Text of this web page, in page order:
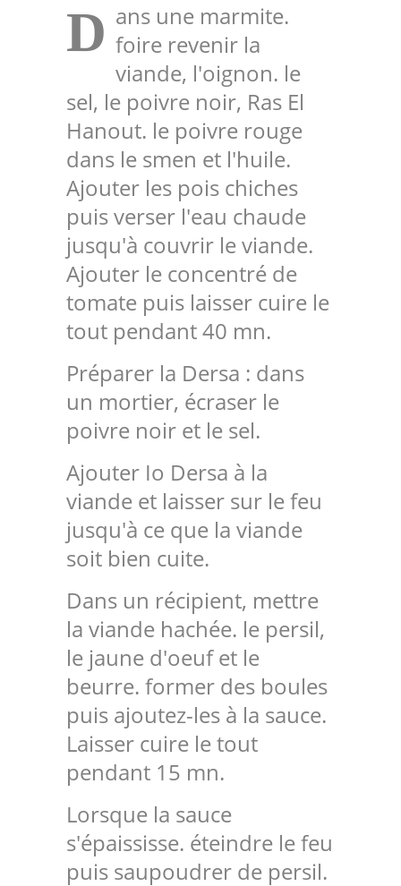
D ans une marmite.
foire revenir la
viande, l'oignon. le
sel, le poivre noir, Ras El
Hanout. le poivre rouge
dans le smen et l'huile.
Ajouter les pois chiches
puis verser l'eau chaude
jusqu'à couvrir le viande.
Ajouter le concentré de
tomate puis laisser cuire le
tout pendant 40 mn.
Préparer la Dersa : dans
un mortier, écraser le
poivre noir et le sel.
Ajouter Io Dersa à la
viande et laisser sur le feu
jusqu'à ce que la viande
soit bien cuite.
Dans un récipient, mettre
la viande hachée. le persil,
le jaune d'oeuf et le
beurre. former des boules
puis ajoutez-les à la sauce.
Laisser cuire le tout
pendant 15 mn.
Lorsque la sauce
s'épaississe. éteindre le feu
puis saupoudrer de persil.